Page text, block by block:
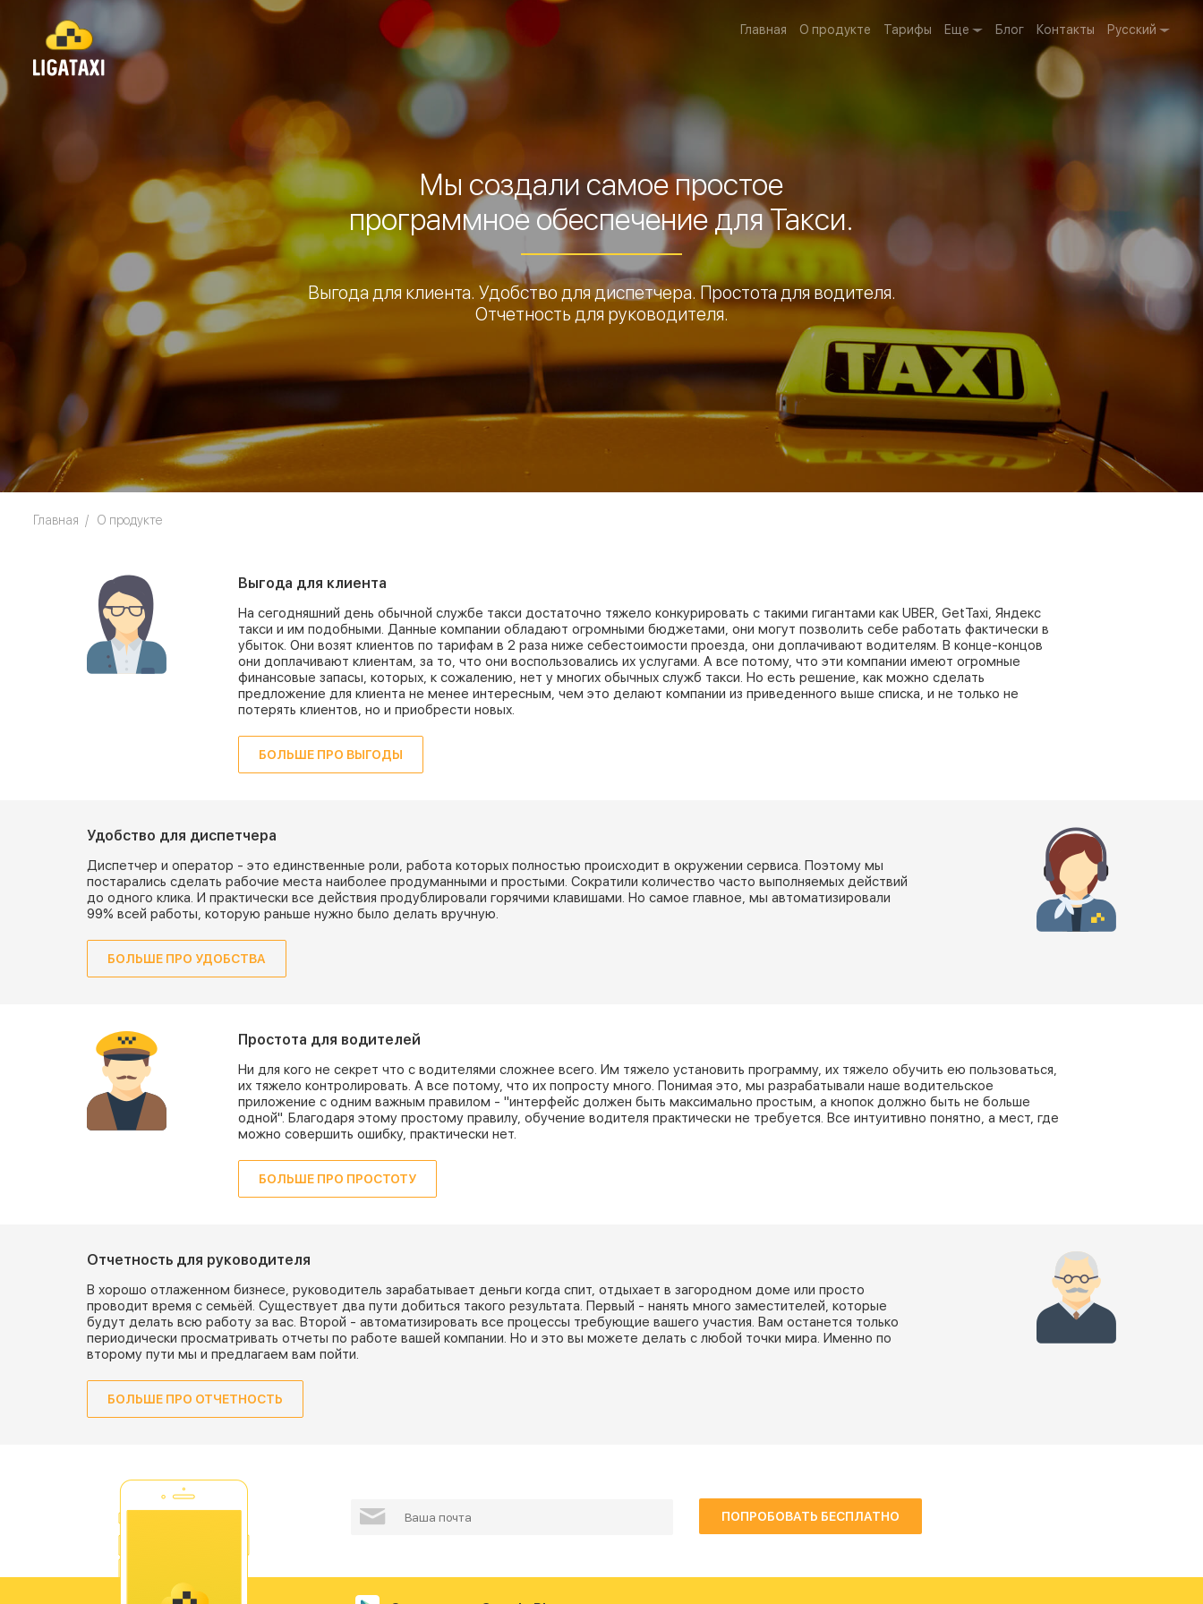
Главная О продукте Тарифы Еще Блог Контакты Русский
Мы создали самое простое
программное обеспечение для Такси.
Выгода для клиента. Удобство для диспетчера. Простота для водителя.
Отчетность для руководителя.
Главная О продукте
Выгода для клиента
На сегодняшний день обычной службе такси достаточно тяжело конкурировать с такими гигантами как UBER, GetTaxi, Яндекс
такси и им подобными. Данные компании обладают огромными бюджетами, они могут позволить себе работать фактически в
убыток. Они возят клиентов по тарифам в 2 раза ниже себестоимости проезда, они доплачивают водителям. В конце-концов
они доплачивают клиентам, за то, что они воспользовались их услугами. А все потому, что эти компании имеют огромные
финансовые запасы, которых, к сожалению, нет у многих обычных служб такси. Но есть решение, как можно сделать
предложение для клиента не менее интересным, чем это делают компании из приведенного выше списка, и не только не
потерять клиентов, но и приобрести новых.
БОЛЬШЕ ПРО ВЫГОДЫ
Удобство для диспетчера
Диспетчер и оператор - это единственные роли, работа которых полностью происходит в окружении сервиса. Поэтому мы
постарались сделать рабочие места наиболее продуманными и простыми. Сократили количество часто выполняемых действий
до одного клика. И практически все действия продублировали горячими клавишами. Но самое главное, мы автоматизировали
99% всей работы, которую раньше нужно было делать вручную.
БОЛЬШЕ ПРО УДОБСТВА
Простота для водителей
Ни для кого не секрет что с водителями сложнее всего. Им тяжело установить программу, их тяжело обучить ею пользоваться,
их тяжело контролировать. А все потому, что их попросту много. Понимая это, мы разрабатывали наше водительское
приложение с одним важным правилом - "интерфейс должен быть максимально простым, а кнопок должно быть не больше
одной". Благодаря этому простому правилу, обучение водителя практически не требуется. Все интуитивно понятно, а мест, где
можно совершить ошибку, практически нет.
БОЛЬШЕ ПРО ПРОСТОТУ
Отчетность для руководителя
В хорошо отлаженном бизнесе, руководитель зарабатывает деньги когда спит, отдыхает в загородном доме или просто
проводит время с семьёй. Существует два пути добиться такого результата. Первый - нанять много заместителей, которые
будут делать всю работу за вас. Второй - автоматизировать все процессы требующие вашего участия. Вам останется только
периодически просматривать отчеты по работе вашей компании. Но и это вы можете делать с любой точки мира. Именно по
второму пути мы и предлагаем вам пойти.
БОЛЬШЕ ПРО ОТЧЕТНОСТЬ
ПОПРОБОВАТЬ БЕСПЛАТНО